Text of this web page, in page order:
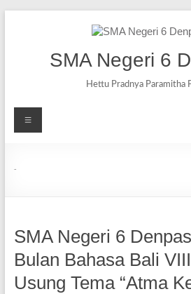
SMA Negeri 6
Hettu Pradnya Paramitha
SMA Negeri 6
Bulan Bahasa Bali
Usung Tema “Atma